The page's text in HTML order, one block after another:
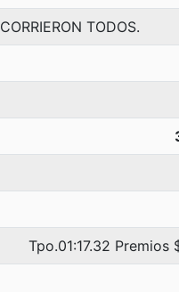
CORRIERON TODOS.
Tpo.01:17.32